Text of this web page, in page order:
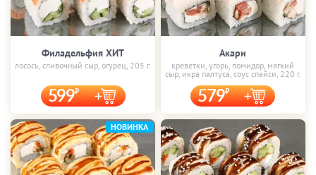
Филадельфия ХИТ
лосось, сливочный сыр, огурец, 205 г.
599
Акари
креветки, угорь, помидор, мягкий
сыр, икра палтуса, соус спайси, 220 г.
579
НОВИНКА